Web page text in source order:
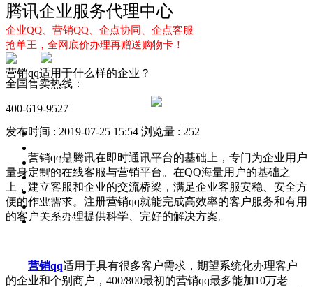
腾讯企业服务代理中心
企业QQ、营销QQ、企点协同、企点客服
抢单王，全网底价办理再赠送购物卡！
全国售卖热线：
400-619-9527
首页
企点服务
企业QQ2.0
企点协同
新闻动态
解决方案
营销qq适用于什么样的企业？
发布时间 : 2019-07-25 15:54 浏览量 : 252
营销qq是腾讯在即时通讯平台的基础上，专门为企业用户
量身定制的在线客服与营销平台。在QQ海量用户的基础之
上，建立客服和企业的交流桥梁，满足企业客服安稳、安全方
便的作业需求。注册营销qq就能完成高效率的客户服务和有用
的客户关系办理提供科学、完好的解决方案。
营销qq适用于具有很多客户需求，期望系统化办理客户
的企业和个别商户，400/800最初的营销qq最多能加10万老